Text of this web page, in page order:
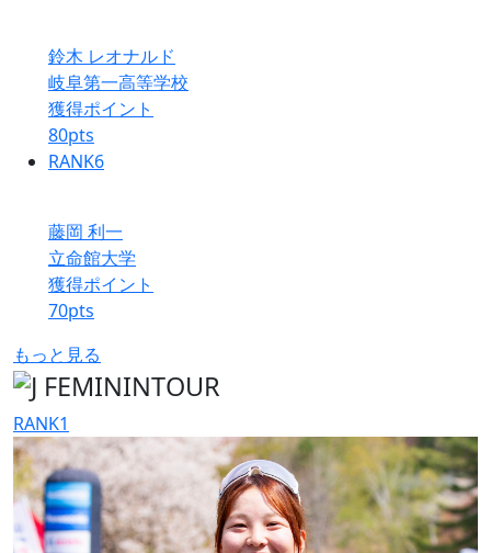
鈴木 レオナルド
岐阜第一高等学校
獲得ポイント
80pts
RANK6
藤岡 利一
立命館大学
獲得ポイント
70pts
もっと見る
RANK1